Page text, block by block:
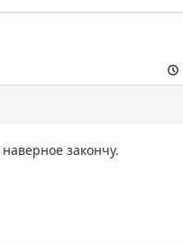
закончу.